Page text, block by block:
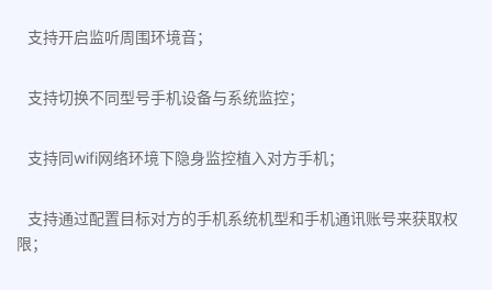
支持开启监听周围环境音；
支持切换不同型号手机设备与系统监控；
支持同wifi网络环境下隐身监控植入对方手机；
支持通过配置目标对方的手机系统机型和手机通讯账号来获取权
限；